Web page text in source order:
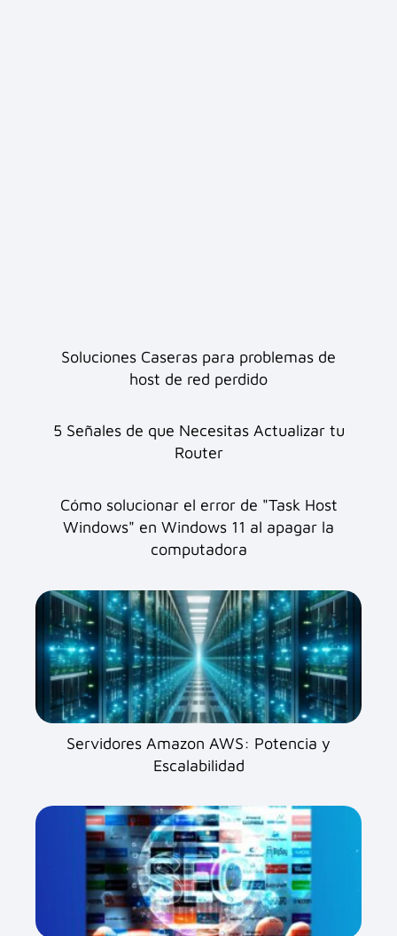
Soluciones Caseras para problemas de
host de red perdido
5 Señales de que Necesitas Actualizar tu
Router
Cómo solucionar el error de "Task Host
Windows" en Windows 11 al apagar la
computadora
Servidores Amazon AWS: Potencia y
Escalabilidad